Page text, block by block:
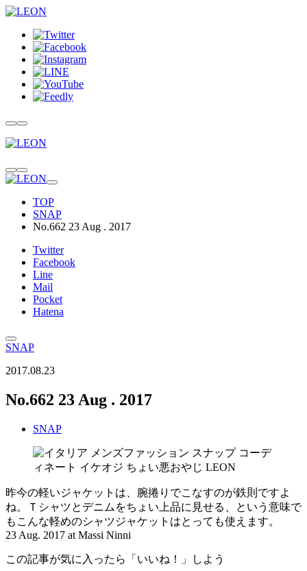
TOP
SNAP
No.662 23 Aug . 2017
Twitter
Facebook
Line
Mail
Pocket
Hatena
SNAP
2017.08.23
No.662 23 Aug . 2017
SNAP
昨今の軽いジャケットは、腕捲りでこなすのが鉄則ですよ
ね。Ｔシャツとデニムをちょい上品に見せる、という意味で
もこんな軽めのシャツジャケットはとっても使えます。
23 Aug. 2017 at Massi Ninni
この記事が気に入ったら「いいね！」しよう